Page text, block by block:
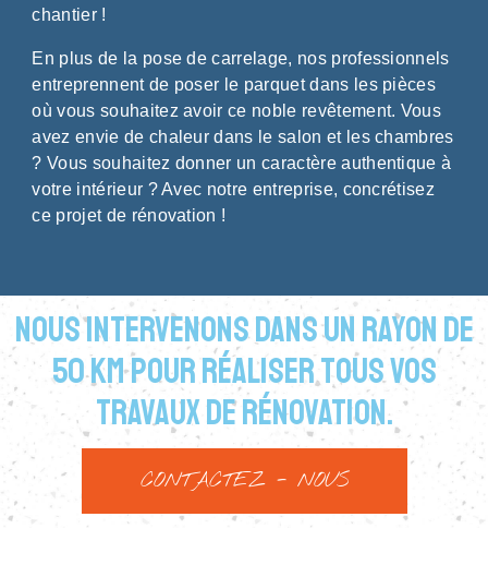
chantier !
En plus de la pose de carrelage, nos professionnels
entreprennent de poser le parquet dans les pièces
où vous souhaitez avoir ce noble revêtement. Vous
avez envie de chaleur dans le salon et les chambres
? Vous souhaitez donner un caractère authentique à
votre intérieur ? Avec notre entreprise, concrétisez
ce projet de rénovation !
Nous intervenons dans un rayon de
50 km pour réaliser tous vos
travaux de rénovation.
CONTACTEZ - NOUS